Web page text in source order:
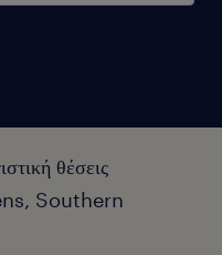
θέσεις
Southern